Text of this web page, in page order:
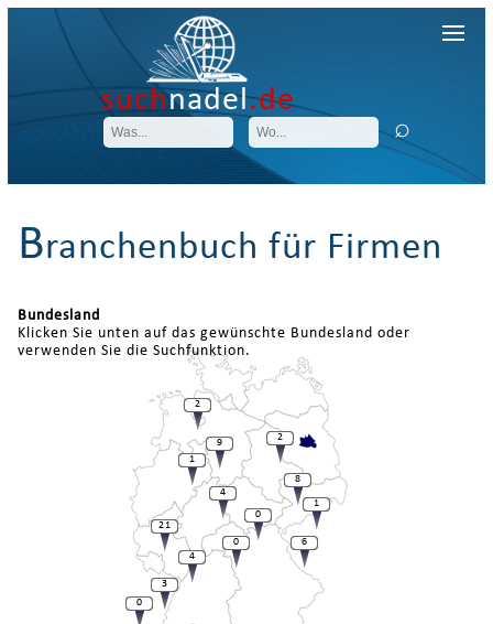
suchnadel.de
Branchenbuch für Firmen
Bundesland
Klicken Sie unten auf das gewünschte Bundesland oder
verwenden Sie die Suchfunktion.
6
1
21
8
0
2
9
2
1
4
0
4
3
0